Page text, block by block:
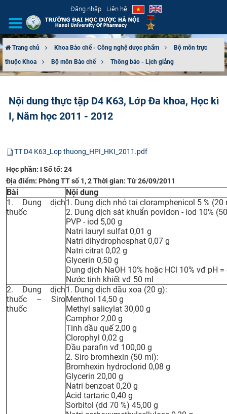
Đăng nhập Liên hệ
GIỚI THIỆU
TUYỂN SINH
ĐẢM BẢO CHẤT LƯỢNG
KHOA HỌC CÔNG NGHỆ
HTQT
CỰU NGƯỜI HỌC
Trang chủ Khoa Bào chế - Công nghệ dược phẩm
Bộ môn trực
thuộc Khoa
Bộ môn Bào chế Thông báo - Lịch giảng
​Nội dung thực tập D4 K63, Lớp Đa khoa, Học kì
I, Năm học 2011 - 2012
TT D4 K63_Lop thuong_HPI_HKI_2011.pdf
Học phần: I Số tổ: 24
Địa điểm: Phòng TT số 1, 2 Thời gian: Từ 26/09/2011
Bài
Nội dung
1. Dung dịch
thuốc
1. Dung dịch nhỏ tai cloramphenicol 5 % (20
2. Dung dịch sát khuẩn povidon - iod 10%
PVP - iod 5,00 g
Natri lauryl sulfat 0,01 g
Natri dihydrophosphat 0,07 g
Natri citrat 0,02 g
Glycerin 0,50 g
Dung dịch NaOH 10% hoặc HCl 10% vđ pH
Nước tinh khiết vđ 50 ml
2. Dung dịch
thuốc – Siro
thuốc
1. Dung dịch dầu xoa (20 g):
Menthol 14,50 g
Methyl salicylat 30,00 g
Camphor 2,00 g
Tinh dầu quế 2,00 g
Clorophyl 0,02 g
Dầu parafin vđ 100,00 g
2. Siro bromhexin (50 ml):
Bromhexin hydroclorid 0,08 g
Glycerin 20,00 g
Natri benzoat 0,20 g
Acid tartaric 0,40 g
Sorbitol (dd 70 %) 45,00 g